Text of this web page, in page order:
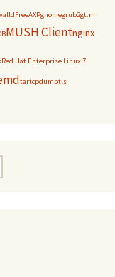
FreeAXPgnomegrub2gt.m
MUSH Clientnginx
Red Hat Enterprise Linux 7
tartcpdumptls